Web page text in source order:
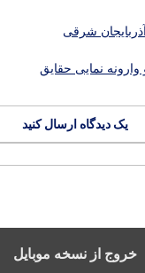
شرقی
نمایی حقایق
یک دیدگاه ارسال کنید
خروج از نسخه موبایل